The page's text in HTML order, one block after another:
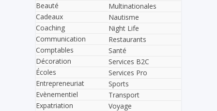
Beauté
Cadeaux
Coaching
Communication
Comptables
Décoration
Écoles
Entrepreneuriat
Evènementiel
Expatriation
Multinationales
Nautisme
Night Life
Restaurants
Santé
Services B2C
Services Pro
Sports
Transport
Voyage